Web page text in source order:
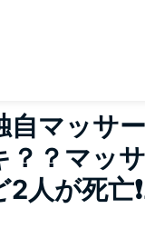
自マッサ
？？マッ
人が死亡